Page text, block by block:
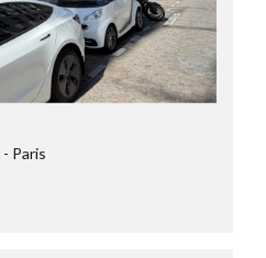
Paris